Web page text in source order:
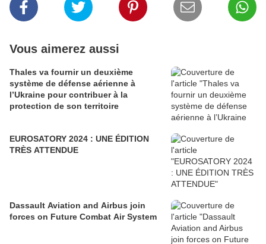
Vous aimerez aussi
Thales va fournir un deuxième
système de défense aérienne à
l’Ukraine pour contribuer à la
protection de son territoire
EUROSATORY 2024 : UNE ÉDITION
TRÈS ATTENDUE
Dassault Aviation and Airbus join
forces on Future Combat Air System